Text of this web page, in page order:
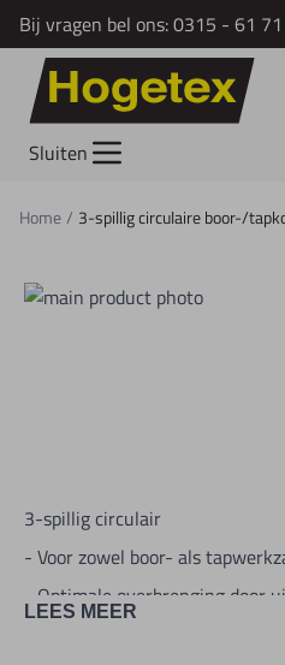
Bij vragen bel ons:0315 - 61
Ga naar de inhoud
Sluiten
Home/ 3-spillig circulaire boor-/
3-spillig circulair
- Voor zowel boor- als
- Optimale overbrenging door
LEES MEER